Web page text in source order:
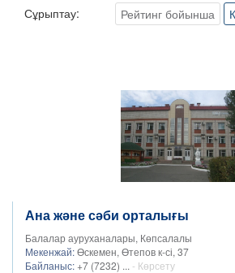
Сұрыптау: Рейтинг бойынша
Ана және сәби орталығы
Балалар ауруханалары, Көпсалалы
Мекенжай:Өскемен, Өтепов к-сі, 37
Байланыс: +7 (7232) ... - Көрсету